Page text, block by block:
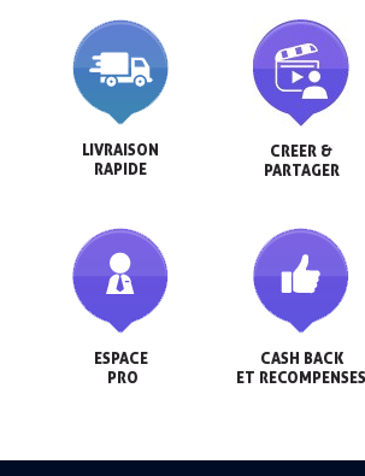
LIVRAISON
RAPIDE
CREER &
PARTAGER
ESPACE
PRO
CASH BACK
ET